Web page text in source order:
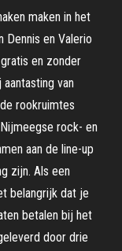
maken in het
Dennis en Valerio
en zonder
van
rookruimtes
rock- en
aan de line-up
zijn. Als een
belangrijk dat je
betalen bij het
door drie